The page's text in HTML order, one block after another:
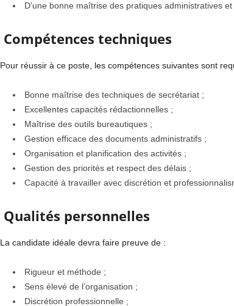
D’une bonne maîtrise des pratiques administratives
Compétences techniques
Pour réussir à ce poste, les compétences suivantes sont
Bonne maîtrise des techniques de secrétariat ;
Excellentes capacités rédactionnelles ;
Maîtrise des outils bureautiques ;
Gestion efficace des documents administratifs ;
Organisation et planification des activités ;
Gestion des priorités et respect des délais ;
Capacité à travailler avec discrétion et
Qualités personnelles
La candidate idéale devra faire preuve de :
Rigueur et méthode ;
Sens élevé de l’organisation ;
Discrétion professionnelle ;